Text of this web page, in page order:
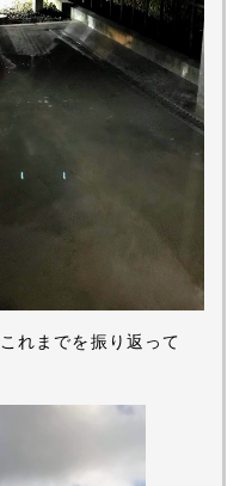
これまでを振り返って